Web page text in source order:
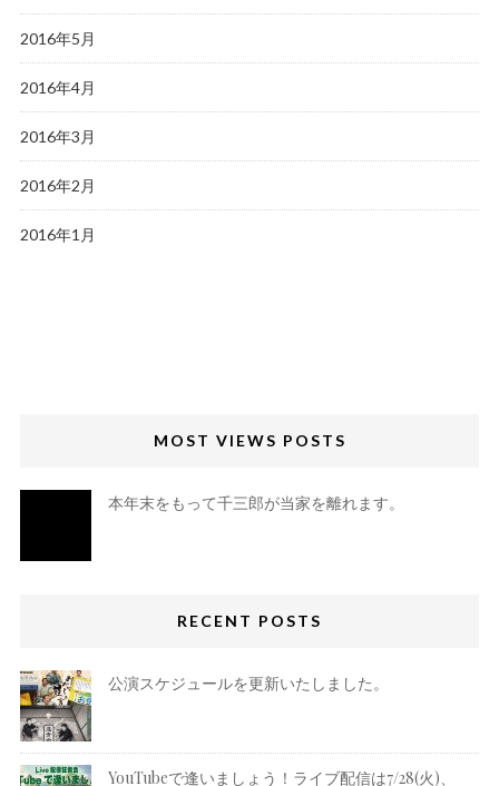
2016年5月
2016年4月
2016年3月
2016年2月
2016年1月
MOST VIEWS POSTS
本年末をもって千三郎が当家を離れます。
RECENT POSTS
公演スケジュールを更新いたしました。
YouTubeで逢いましょう！ライブ配信は7/28(火)、